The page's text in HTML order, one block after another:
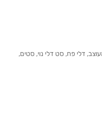
, דלי פח, סט דלי נוי, סטים,